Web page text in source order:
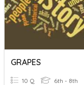
GRAPES
10 Q 6th - 8th